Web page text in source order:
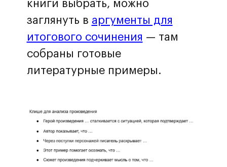
книги выбрать, можно
заглянуть в аргументы для
итогового сочинения — там
собраны готовые
литературные примеры.